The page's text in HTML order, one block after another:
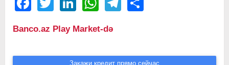
Banco.az Play Market-də
Закажи кредит прямо сейчас